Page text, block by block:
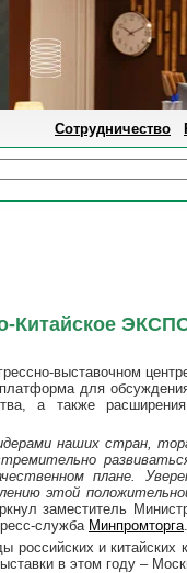
Сотрудничество
Китайское
выставочном
для
а также
наших стран,
плане.
этой
заместитель
служба Минпромторга.
и китайских
в этом году –